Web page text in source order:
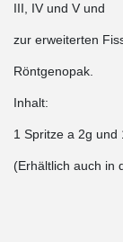
III, IV und V und
zur erweiterten
Röntgenopak.
Inhalt:
1 Spritze a 2g und
(Erhältlich auch in